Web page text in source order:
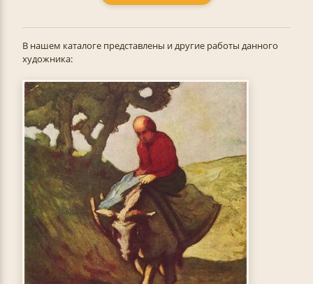
В нашем каталоге представлены и другие работы данного
художника: